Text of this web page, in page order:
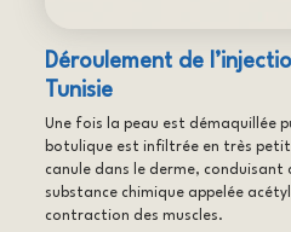
Déroulement de
Tunisie
Une fois la peau est démaquillée
botulique est infiltrée en très
canule dans le derme, conduisant
substance chimique appelée
contraction des muscles.